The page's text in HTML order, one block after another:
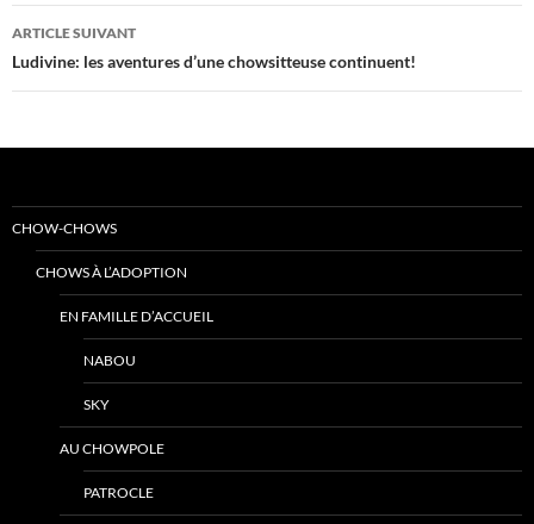
articles
ARTICLE SUIVANT
Ludivine: les aventures d’une chowsitteuse continuent!
CHOW-CHOWS
CHOWS À L’ADOPTION
EN FAMILLE D’ACCUEIL
NABOU
SKY
AU CHOWPOLE
PATROCLE